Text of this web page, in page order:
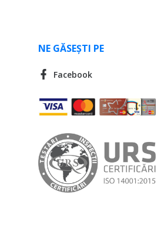
NE GĂSEȘTI PE
Facebook